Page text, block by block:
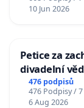
10 Jun 2026
Petice za
divadelní
476 podpisů
476 Podpisy /
6 Aug 2026